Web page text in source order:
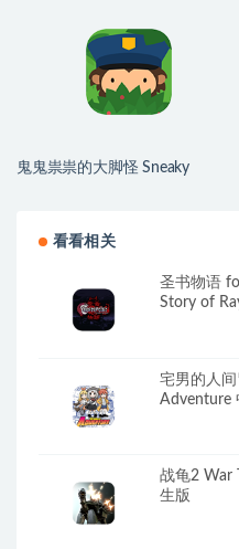
鬼鬼祟祟的大脚怪 Sneaky
看看相关
圣书物语
Story of
宅男的人
Adventure
战龟2 War
生版